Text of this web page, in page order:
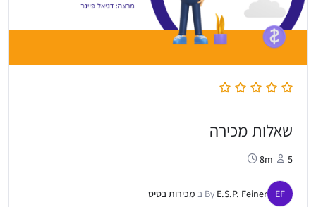
שאלות מכירה
5
8m
EF
By E.S.P. Feiner ב מכירות בסיס